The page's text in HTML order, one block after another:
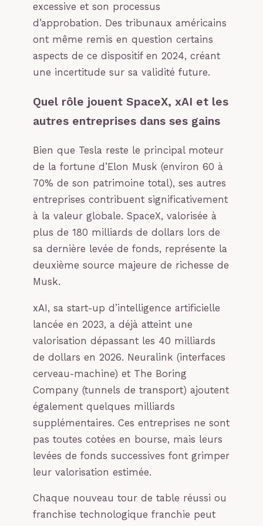
excessive et son processus
d’approbation. Des tribunaux américains
ont même remis en question certains
aspects de ce dispositif en 2024, créant
une incertitude sur sa validité future.
Quel rôle jouent SpaceX, xAI et les
autres entreprises dans ses gains
Bien que Tesla reste le principal moteur
de la fortune d’Elon Musk (environ 60 à
70% de son patrimoine total), ses autres
entreprises contribuent significativement
à la valeur globale. SpaceX, valorisée à
plus de 180 milliards de dollars lors de
sa dernière levée de fonds, représente la
deuxième source majeure de richesse de
Musk.
xAI, sa start-up d’intelligence artificielle
lancée en 2023, a déjà atteint une
valorisation dépassant les 40 milliards
de dollars en 2026. Neuralink (interfaces
cerveau-machine) et The Boring
Company (tunnels de transport) ajoutent
également quelques milliards
supplémentaires. Ces entreprises ne sont
pas toutes cotées en bourse, mais leurs
levées de fonds successives font grimper
leur valorisation estimée.
Chaque nouveau tour de table réussi ou
franchise technologique franchie peut